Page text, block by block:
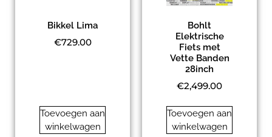
Bikkel Lima
€729.00
Toevoegen aan
winkelwagen
Bohlt
Elektrische
Fiets met
Vette Banden
28inch
€2,499.00
Toevoegen aan
winkelwagen